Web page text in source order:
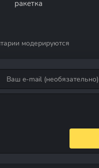
ракетка
модерируются